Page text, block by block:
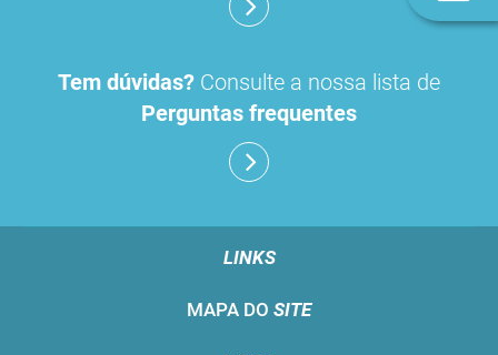
Tem dúvidas? Consulte a nossa lista de
Perguntas frequentes
LINKS
MAPA DO SITE